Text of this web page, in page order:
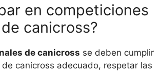
en competiciones
canicross?
de canicross se deben cumplir
canicross adecuado, respetar las